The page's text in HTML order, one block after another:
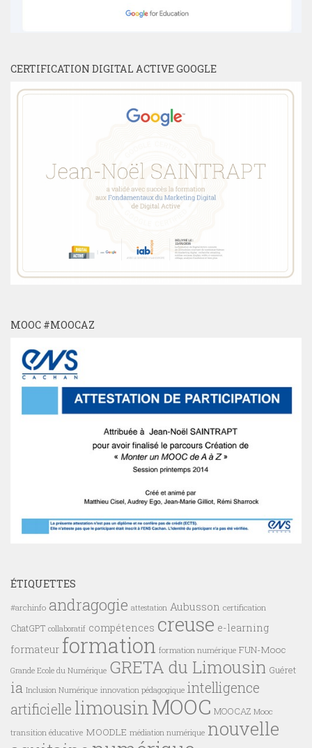
CERTIFICATION DIGITAL ACTIVE GOOGLE
MOOC #MOOCAZ
ÉTIQUETTES
#archinfo andragogie attestation Aubusson certification
ChatGPT collaboratif compétences creuse e-learning
formateur formation formation numérique FUN-Mooc
Grande Ecole du Numérique GRETA du Limousin Guéret
ia Inclusion Numérique innovation pédagogique intelligence
artificielle limousinMOOC MOOCAZ Mooc
transition éducative MOODLE médiation numérique nouvelle